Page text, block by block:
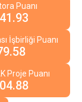
Puanı
İşbirliği Puanı
Proje Puanı